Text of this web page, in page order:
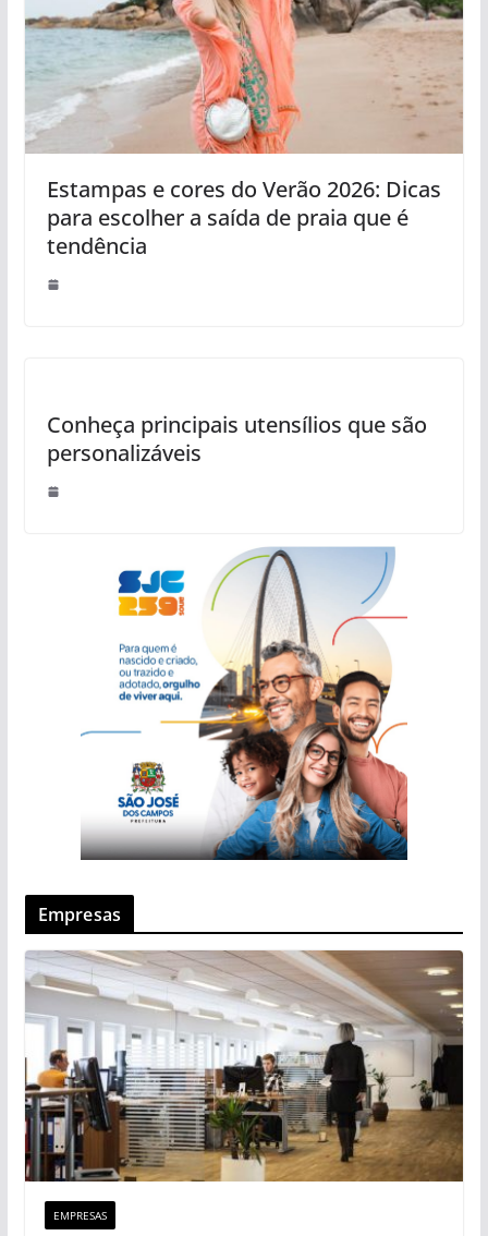
Estampas e cores do Verão 2026: Dicas
para escolher a saída de praia que é
tendência
Conheça principais utensílios que são
personalizáveis
Empresas
EMPRESAS